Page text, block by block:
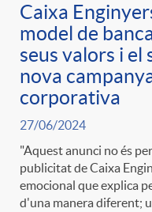
Caixa
model de
seus valors i el
nova
corporativa
27/06/2024
"Aquest anunci no és
publicitat de Caixa
emocional que explica
d'una manera diferent;